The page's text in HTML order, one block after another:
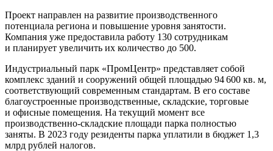
Проект направлен на развитие производственного
потенциала региона и повышение уровня занятости.
Компания уже предоставила работу 130 сотрудникам
и планирует увеличить их количество до 500.
Индустриальный парк «ПромЦентр» представляет собой
комплекс зданий и сооружений общей площадью 94 600 кв. м,
соответствующий современным стандартам. В его составе
благоустроенные производственные, складские, торговые
и офисные помещения. На текущий момент все
производственно-складские площади парка полностью
заняты. В 2023 году резиденты парка уплатили в бюджет 1,3
млрд рублей налогов.